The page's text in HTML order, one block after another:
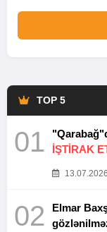
TOP 5
01
İŞTİRAK
13.07.2026
02
Elmar